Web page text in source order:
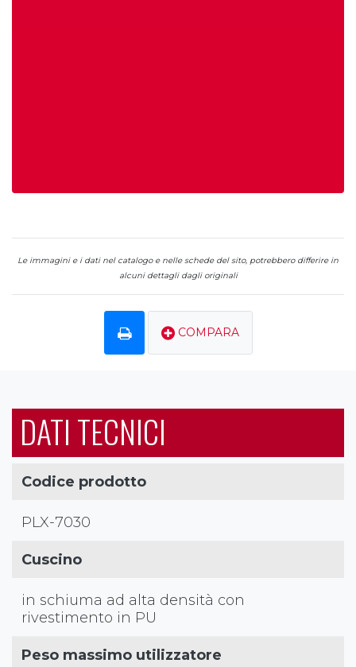
Le immagini e i dati nel catalogo e nelle schede del sito, potrebbero differire in
alcuni dettagli dagli originali
COMPARA
DATI TECNICI
Codice prodotto
PLX-7030
Cuscino
in schiuma ad alta densità con
rivestimento in PU
Peso massimo utilizzatore